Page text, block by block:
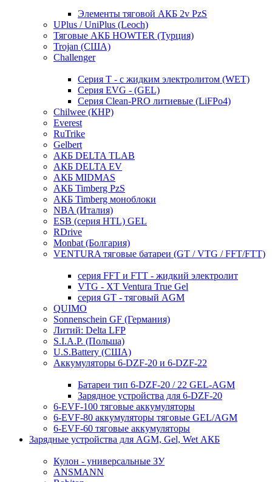
Элементы тяговой АКБ 2v PzS
UPlus / UniPlus (Leoch)
Тяговые АКБ HOWTER (Турция)
Trojan (США)
Challenger
Серия T - с жидким электролитом (WET)
Серия EVG - (GEL)
Серия Clean-PRO литиевые (LiFPo4)
Chilwee (КНР)
Everest
RuTrike
Gelbert
АКБ DELTA TLAB
АКБ DELTA EV
АКБ MIDMAS
АКБ Timberg PzS
АКБ Timberg моноблоки
NBA (Италия)
ESB (серия HTL) GEL
RDrive
Monbat (Болгария)
VENTURA тяговые батареи (GT / VTG / FFT/FTT)
серия FFT и FTT - жидкий электролит
VTG - XT Ventura True Gel
серия GT - тяговый AGM
QUIMO
Sonnenschein GF (Германия)
Литий: Delta LFP
S.I.A.P. (Польша)
U.S.Battery (США)
Аккумуляторы 6-DZF-20 и 6-DZF-22
Батареи тип 6-DZF-20 / 22 GEL-AGM
Зарядное устройства для 6-DZF-20
6-EVF-100 тяговые аккумуляторы
6-EVF-80 аккумуляторы тяговые GEL/AGM
6-EVF-60 тяговые аккумуляторы
Зарядные устройства для AGM, Gel, Wet АКБ
Кулон - универсальные ЗУ
ANSMANN